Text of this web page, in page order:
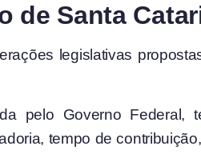
de Santa
legislativas
pelo Governo Federal,
tempo de